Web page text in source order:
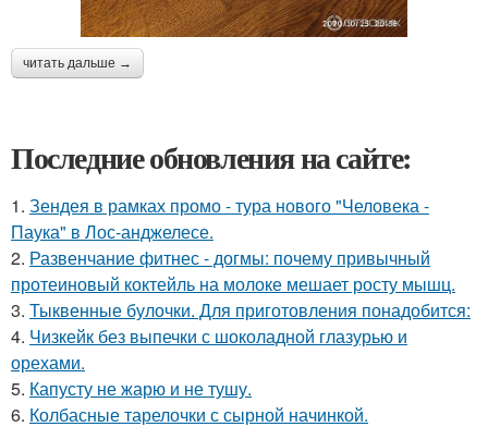
читать дальше →
Последние обновления на сайте:
1. Зендея в рамках промо - тура нового "Человека -
Паука" в Лос-анджелесе.
2. Развенчание фитнес - догмы: почему привычный
протеиновый коктейль на молоке мешает росту мышц.
3. Тыквенные булочки. Для приготовления понадобится:
4. Чизкейк без выпечки с шоколадной глазурью и
орехами.
5. Капусту не жарю и не тушу.
6. Колбасные тарелочки с сырной начинкой.